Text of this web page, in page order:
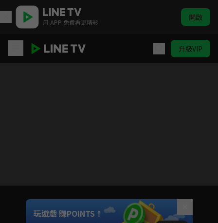
用 APP 免費看更精彩 開啟
升級VIP
Unmute
如有不便請見諒
玩遊戲 賺POINTS！